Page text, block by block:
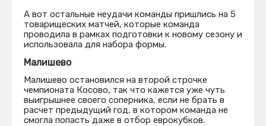
А вот остальные неудачи команды пришлись на 5
товарищеских матчей, которые команда
проводила в рамках подготовки к новому сезону и
использовала для набора формы.
Малишево
Малишево остановился на второй строчке
чемпионата Косово, так что кажется уже чуть
выигрышнее своего соперника, если не брать в
расчет предыдущий год, в котором команда не
смогла попасть даже в отбор еврокубков.